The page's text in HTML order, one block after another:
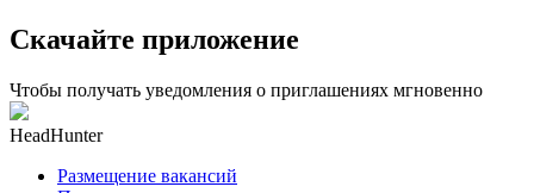
Скачайте приложение
Чтобы получать уведомления о приглашениях мгновенно
HeadHunter
Размещение вакансий